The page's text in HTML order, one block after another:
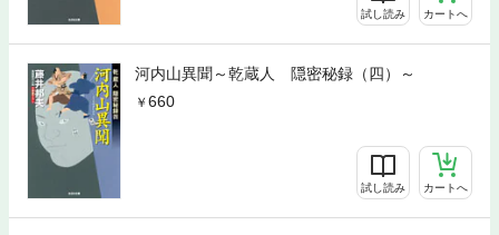
試し読み カートへ
河内山異聞～乾蔵人 隠密秘録（四）～
660
試し読み カートへ